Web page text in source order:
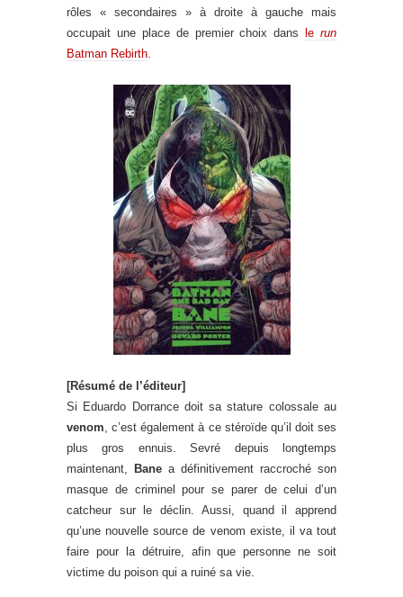
rôles « secondaires » à droite à gauche mais
occupait une place de premier choix dans
le run
Batman Rebirth.
[Résumé de l’éditeur]
Si Eduardo Dorrance doit sa stature colossale au
venom, c’est également à ce stéroïde qu’il doit ses
plus gros ennuis. Sevré depuis longtemps
maintenant,
Bane a définitivement raccroché son
masque de criminel pour se parer de celui d’un
catcheur sur le déclin. Aussi, quand il apprend
qu’une nouvelle source de venom existe, il va tout
faire pour la détruire, afin que personne ne soit
victime du poison qui a ruiné sa vie.